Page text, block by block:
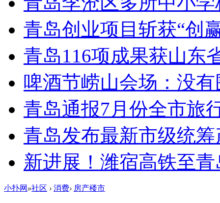
青岛创业项目斩获“创
青岛116项成果获山东
啤酒节崂山会场：没有
青岛通报7月份全市旅
青岛发布最新市级统
新进展！潍宿高铁至
小扑网 »社区 › 消费› 房产楼市